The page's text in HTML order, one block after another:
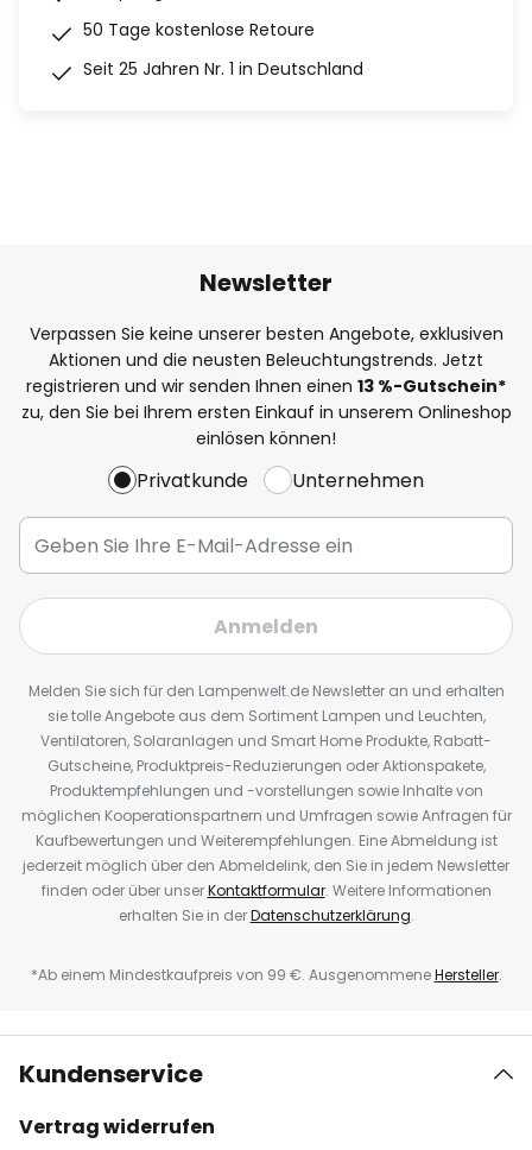
50 Tage kostenlose Retoure
Seit 25 Jahren Nr. 1 in Deutschland
Newsletter
Verpassen Sie keine unserer besten Angebote, exklusiven
Aktionen und die neusten Beleuchtungstrends. Jetzt
registrieren und wir senden Ihnen einen 13 %-Gutschein*
zu, den Sie bei Ihrem ersten Einkauf in unserem Onlineshop
einlösen können!
Privatkunde Unternehmen
Anmelden
Melden Sie sich für den Lampenwelt.de Newsletter an und erhalten
sie tolle Angebote aus dem Sortiment Lampen und Leuchten,
Ventilatoren, Solaranlagen und Smart Home Produkte, Rabatt-
Gutscheine, Produktpreis-Reduzierungen oder Aktionspakete,
Produktempfehlungen und -vorstellungen sowie Inhalte von
möglichen Kooperationspartnern und Umfragen sowie Anfragen für
Kaufbewertungen und Weiterempfehlungen. Eine Abmeldung ist
jederzeit möglich über den Abmeldelink, den Sie in jedem Newsletter
finden oder über unserKontaktformular. Weitere Informationen
erhalten Sie in derDatenschutzerklärung.
*Ab einem Mindestkaufpreis von 99 €. AusgenommeneHersteller.
Kundenservice
Vertrag widerrufen